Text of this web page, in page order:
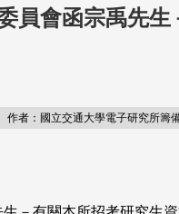
員會函宗禹先
作者：國立交通大學電子研究所籌